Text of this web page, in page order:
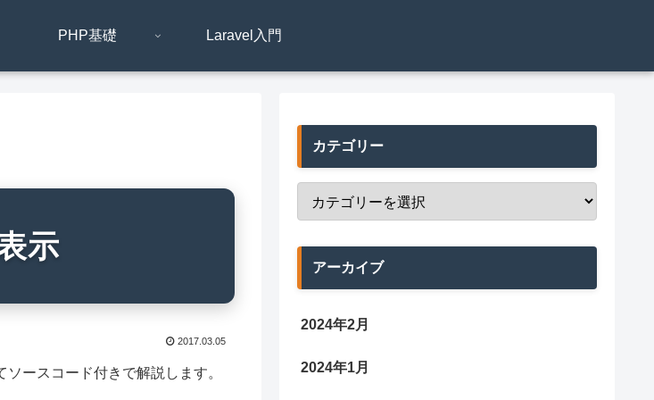
PHP基礎 Laravel入門
示
2017.03.05
ースコード付きで解説します。
カテゴリー
アーカイブ
2024年2月
2024年1月